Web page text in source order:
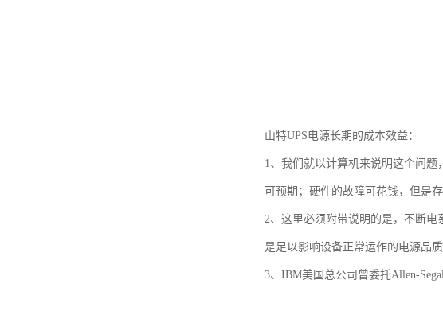
山特UPS电源长期的成本效益：
1、我们就以计算机来说明这个问
可预期；硬件的故障可花钱，但是
2、这里必须附带说明的是，不断
是足以影响设备正常运作的电源品
3、IBM美国总公司曾委托Allen-